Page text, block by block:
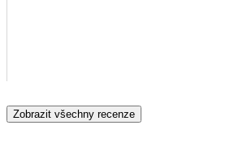
Zobrazit všechny recenze